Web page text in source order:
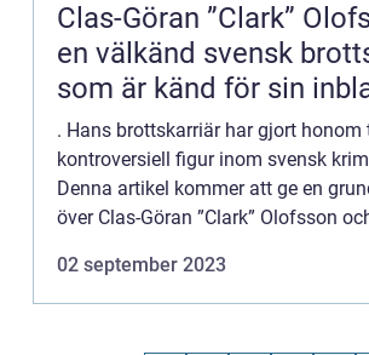
Clas-Göran ”Clark”
en välkänd svensk
som är känd för sin
ett antal
brott, inklusive
Norrmalmsdramat 1973
. Hans brottskarriär har gjort honom
kontroversiell figur inom svensk
Denna artikel kommer att ge en
över Clas-Göran ”Clark” Olofsson
02 september 2023